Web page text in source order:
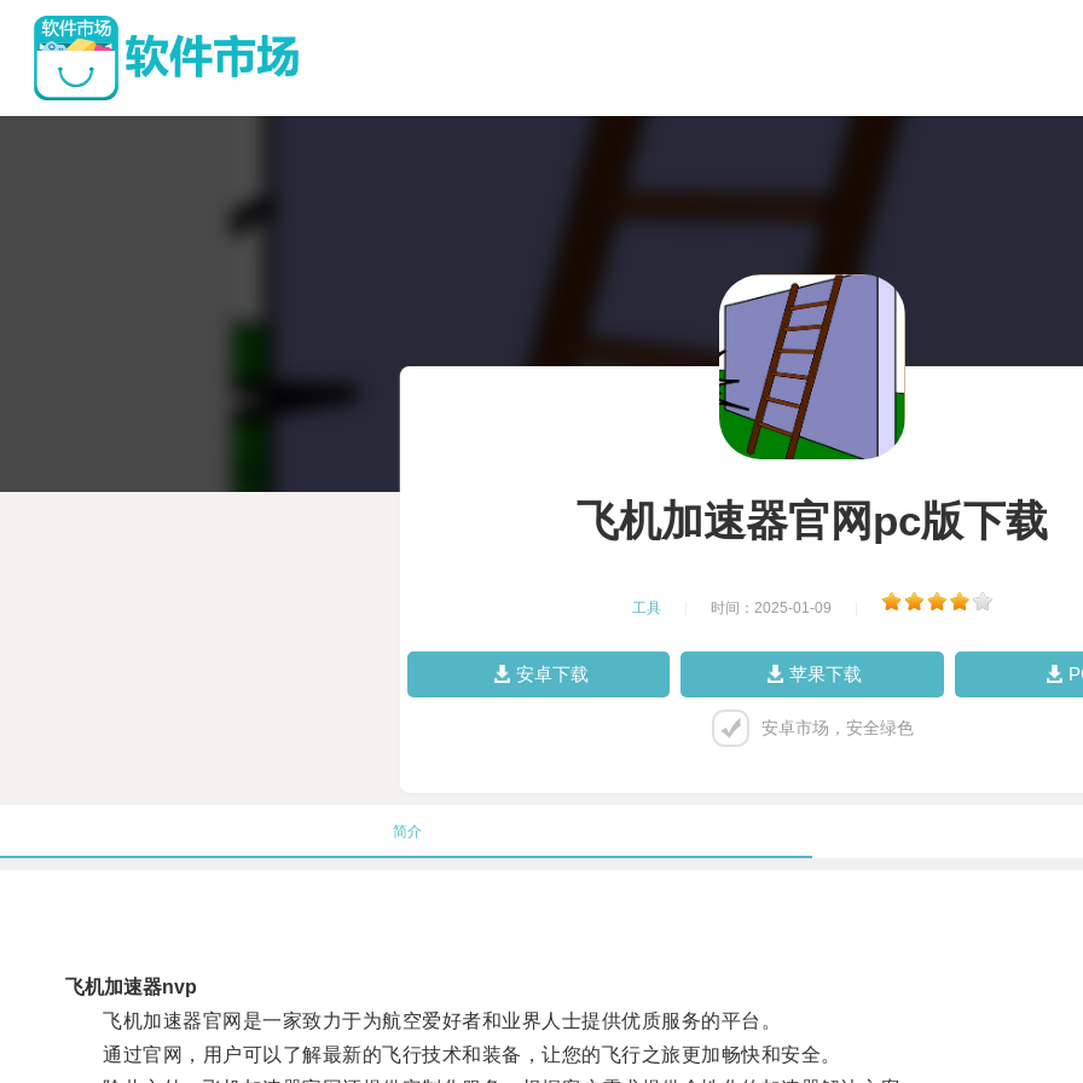
飞机加速器官网pc版下载
工具 时间：2025-01-09
安卓下载 苹果下载
安卓市场，安全绿色
简介
飞机加速器nvp
飞机加速器官网是一家致力于为航空爱好者和业界人士提供优质服务的平台。
通过官网，用户可以了解最新的飞行技术和装备，让您的飞行之旅更加畅快和安全。